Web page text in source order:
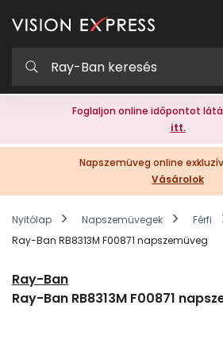
Foglaljon online időpontot
itt.
Napszemüveg online
Vásárolok
Nyitólap Napszemüvegek Férfi
Ray-Ban RB8313M F00871 napszemüveg
Ray-Ban
Ray-Ban RB8313M F00871